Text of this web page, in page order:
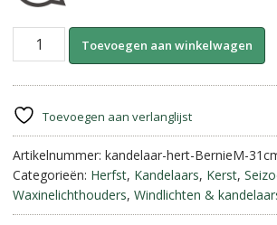
Stone
Rustique-
op
Voet
||
31
cm.
aantal
Toevoegen aan winkelwagen
n
a
t
i
v
Toevoegen aan verlanglijst
Artikelnummer: kandelaar-hert-BernieM-
Categorieën: Herfst, Kandelaars, Kerst,
Waxinelichthouders, Windlichten &